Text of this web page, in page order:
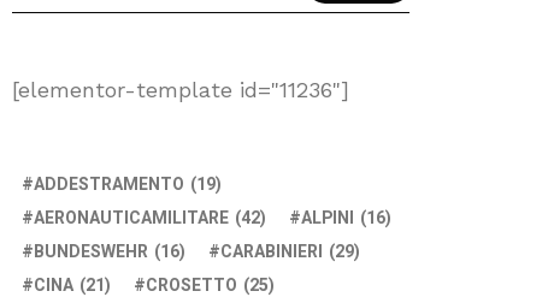
[elementor-template id="11236"]
ADDESTRAMENTO (19)
AERONAUTICAMILITARE (42) ALPINI (16)
BUNDESWEHR (16) CARABINIERI (29)
CINA (21) CROSETTO (25)